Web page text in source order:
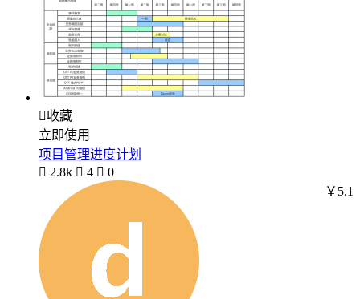
收藏
立即使用
项目管理进度计划
 2.8k  4  0
￥5.1